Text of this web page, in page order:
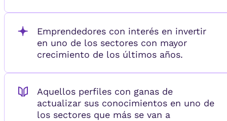
Emprendedores con interés en invertir
en uno de los sectores con mayor
crecimiento de los últimos años.
Aquellos perfiles con ganas de
actualizar sus conocimientos en uno de
los sectores que más se van a